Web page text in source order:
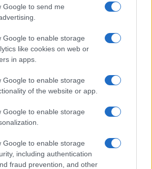
Google to send me
Google to enable storage
like cookies on web or
in apps.
Google to enable storage
of the website or app.
Google to enable storage
Google to enable storage
including authentication
fraud prevention, and other
te, stasera 25 gennaio: gli ospiti e le
di Irsina per Capitale Italiana della
turistico-alberghiero: dati
appalti sotto soglia, 1,5 miliardi nel
Po ad Ecomondo, focus su acqua e